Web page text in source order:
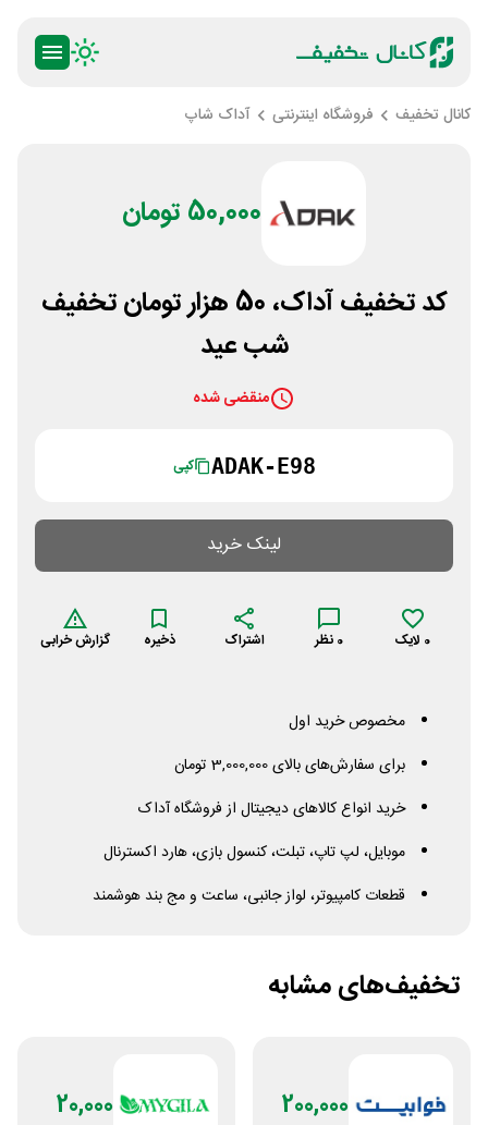
کانال تخفیف فروشگاه اینترنتی آداک شاپ
50,000 تومان
کد تخفیف آداک، 50 هزار تومان تخفیف
شب عید
منقضی شده
ADAK-E98 کپی
لینک خرید
0 لایک 0 نظر اشتراک ذخیره گزارش خرابی
مخصوص خرید اول
برای سفارش‌های بالای 3,000,000 تومان
خرید انواع کالاهای دیجیتال از فروشگاه آداک
موبایل، لپ تاپ، تبلت، کنسول بازی، هارد اکسترنال
قطعات کامپیوتر، لواز جانبی، ساعت و مج بند هوشمند
تخفیف‌های مشابه
200,000
20,000